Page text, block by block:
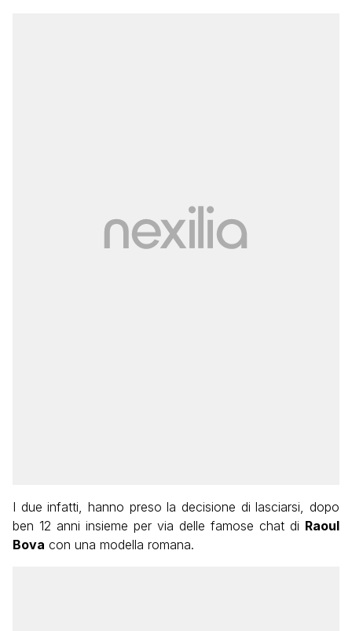
I due infatti, hanno preso la decisione di lasciarsi, dopo
ben 12 anni insieme per via delle famose chat di Raoul
Bova con una modella romana.